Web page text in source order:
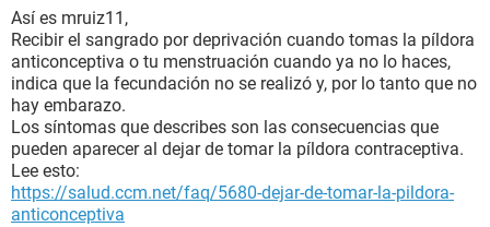
que ovulación) después de tanto estar sin ovulación... Y 3
días (13-15) tuve dolor y sensibilidad en los pezones... Se
me cae el cabello, se me engraso el cuero cabelludo y la
cara, y estreñimiento. Son normales estos síntomas?
Honestamente descarte un embarazo puesto que mis
ultimas reglas llegaron el día que tenían que llegar y en
forma, pero estos síntomas me asustan un poco, por que no
se si es un desajuste, un mismo ajuste hormonal natural,
embarazo o no se :( me podrían ayudar por favor?
Así es mruiz11,
Recibir el sangrado por deprivación cuando tomas la píldora
anticonceptiva o tu menstruación cuando ya no lo haces,
indica que la fecundación no se realizó y, por lo tanto que no
hay embarazo.
Los síntomas que describes son las consecuencias que
pueden aparecer al dejar de tomar la píldora contraceptiva.
Lee esto:
https://salud.ccm.net/faq/5680-dejar-de-tomar-la-pildora-
anticonceptiva